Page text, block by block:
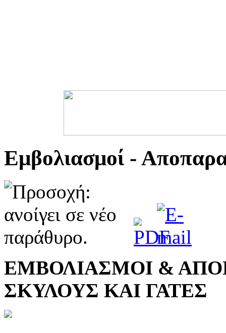
Εμβολιασμοί -
ΕΜΒΟΛΙΑΣΜΟΙ &
ΣΚΥΛΟΥΣ ΚΑΙ ΓΑΤΕΣ